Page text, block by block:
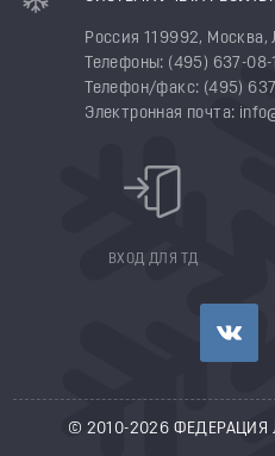
Россия 119992,
Телефоны: (495) 637-
Телефон/факс: (495)
Электронная почта:
ВХОД ДЛЯ ТД
© 2010-2026